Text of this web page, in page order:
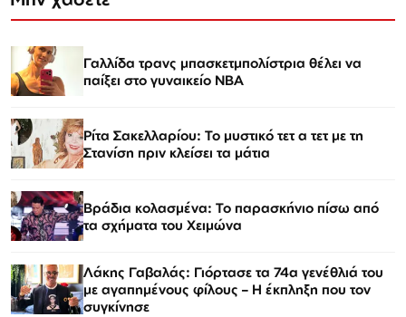
Γαλλίδα τρανς μπασκετμπολίστρια θέλει να
παίξει στο γυναικείο ΝΒΑ
Ρίτα Σακελλαρίου: Το μυστικό τετ α τετ με τη
Στανίση πριν κλείσει τα μάτια
Βράδια κολασμένα: Το παρασκήνιο πίσω από
τα σχήματα του Χειμώνα
Λάκης Γαβαλάς: Γιόρτασε τα 74α γενέθλιά του
με αγαπημένους φίλους – Η έκπληξη που τον
συγκίνησε